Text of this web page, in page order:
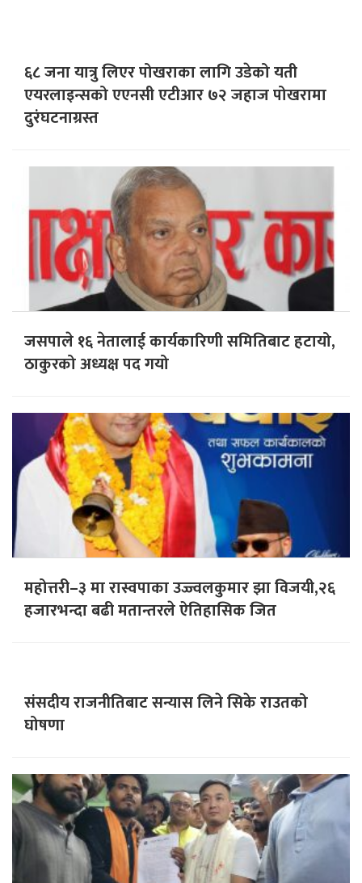
६८ जना यात्रु लिएर पोखराका लागि उडेको यती
एयरलाइन्सको एएनसी एटीआर ७२ जहाज पोखरामा
दुरंघटनाग्रस्त
जसपाले १६ नेतालाई कार्यकारिणी समितिबाट हटायो,
ठाकुरको अध्यक्ष पद गयो
महोत्तरी–३ मा रास्वपाका उज्ज्वलकुमार झा विजयी,२६
हजारभन्दा बढी मतान्तरले ऐतिहासिक जित
संसदीय राजनीतिबाट सन्यास लिने सिके राउतको
घोषणा